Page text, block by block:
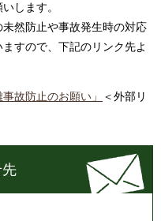
します。
然防止や事故発生時の対応
すので、下記のリンク先よ
故防止のお願い」
＜外部リ